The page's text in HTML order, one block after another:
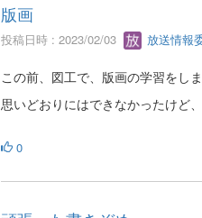
版画
投稿日時 : 2023/02/03 放送情報
この前、図工で、版画の学習をし
思いどおりにはできなかったけど
0